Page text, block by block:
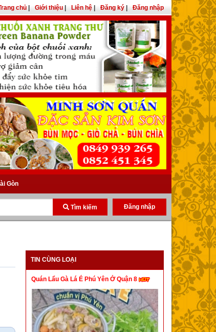
chủ Giới thiệu Liên hệ Đăng ký Đăng nhập
Gòn
Tìm kiếm Đăng nhập
TIN CÙNG LOẠI
Quán Lẩu Gà Lá É Phú Yên Ở Quận 8